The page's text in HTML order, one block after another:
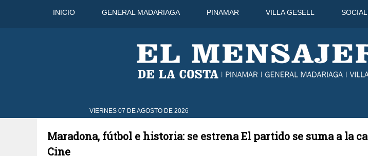
INICIO GENERAL MADARIAGA PINAMAR VILLA GESELL
VIERNES 07 DE AGOSTO DE 2026
44°C 9 Ago
Maradona, fútbol e historia: se estrena El partido se suma a la
Cine